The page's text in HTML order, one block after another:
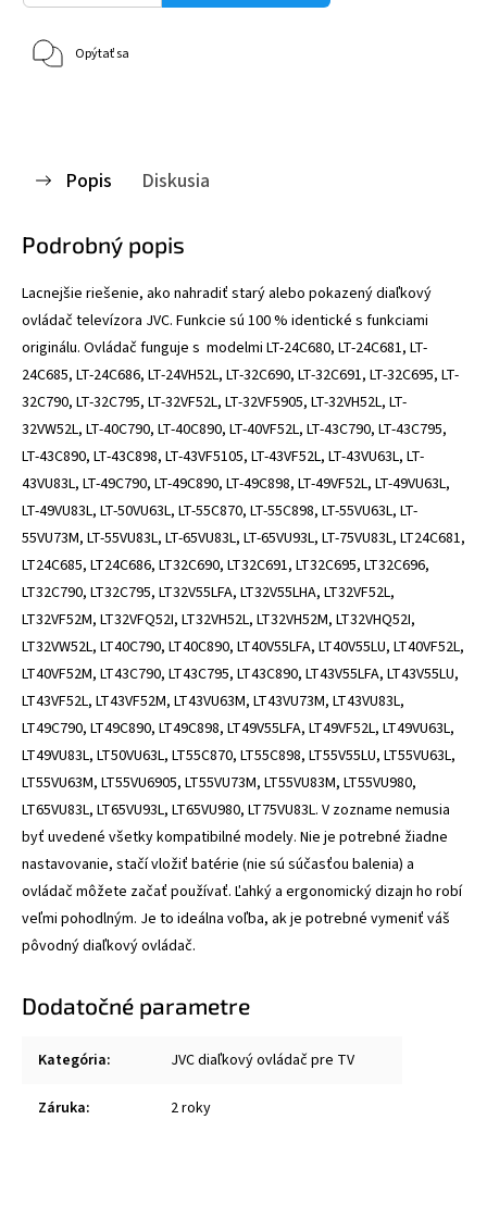
Opýtať sa
Popis Diskusia
Podrobný popis
Lacnejšie riešenie, ako nahradiť starý alebo pokazený diaľkový
ovládač televízora JVC. Funkcie sú 100 % identické s funkciami
originálu. Ovládač funguje s modelmi LT-24C680, LT-24C681, LT-
24C685, LT-24C686, LT-24VH52L, LT-32C690, LT-32C691, LT-32C695, LT-
32C790, LT-32C795, LT-32VF52L, LT-32VF5905, LT-32VH52L, LT-
32VW52L, LT-40C790, LT-40C890, LT-40VF52L, LT-43C790, LT-43C795,
LT-43C890, LT-43C898, LT-43VF5105, LT-43VF52L, LT-43VU63L, LT-
43VU83L, LT-49C790, LT-49C890, LT-49C898, LT-49VF52L, LT-49VU63L,
LT-49VU83L, LT-50VU63L, LT-55C870, LT-55C898, LT-55VU63L, LT-
55VU73M, LT-55VU83L, LT-65VU83L, LT-65VU93L, LT-75VU83L, LT24C681,
LT24C685, LT24C686, LT32C690, LT32C691, LT32C695, LT32C696,
LT32C790, LT32C795, LT32V55LFA, LT32V55LHA, LT32VF52L,
LT32VF52M, LT32VFQ52I, LT32VH52L, LT32VH52M, LT32VHQ52I,
LT32VW52L, LT40C790, LT40C890, LT40V55LFA, LT40V55LU, LT40VF52L,
LT40VF52M, LT43C790, LT43C795, LT43C890, LT43V55LFA, LT43V55LU,
LT43VF52L, LT43VF52M, LT43VU63M, LT43VU73M, LT43VU83L,
LT49C790, LT49C890, LT49C898, LT49V55LFA, LT49VF52L, LT49VU63L,
LT49VU83L, LT50VU63L, LT55C870, LT55C898, LT55V55LU, LT55VU63L,
LT55VU63M, LT55VU6905, LT55VU73M, LT55VU83M, LT55VU980,
LT65VU83L, LT65VU93L, LT65VU980, LT75VU83L. V zozname nemusia
byť uvedené všetky kompatibilné modely. Nie je potrebné žiadne
nastavovanie, stačí vložiť batérie (nie sú súčasťou balenia) a
ovládač môžete začať používať. Ľahký a ergonomický dizajn ho robí
veľmi pohodlným. Je to ideálna voľba, ak je potrebné vymeniť váš
pôvodný diaľkový ovládač.
Dodatočné parametre
Kategória: JVC diaľkový ovládač pre TV
Záruka: 2 roky